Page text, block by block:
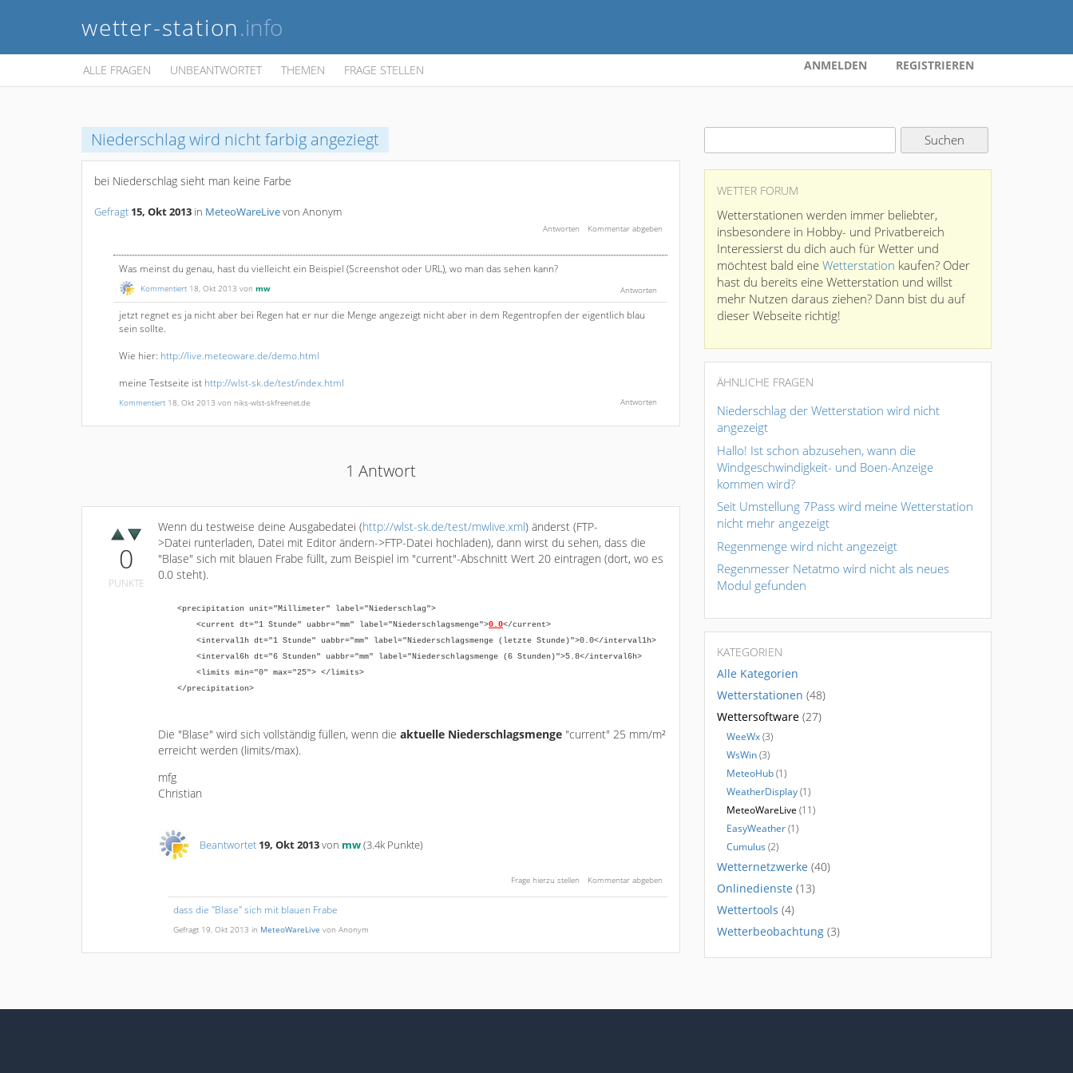
wetter-station.info
ALLE FRAGEN UNBEANTWORTET THEMEN FRAGE STELLEN ANMELDEN REGISTRIEREN
Niederschlag wird nicht farbig angeziegt
bei Niederschlag sieht man keine Farbe
Gefragt 15, Okt 2013 in MeteoWareLivevon Anonym
Was meinst du genau, hast du vielleicht ein Beispiel (Screenshot oder URL), wo man das sehen kann?
Kommentiert 18, Okt 2013 von mw
jetzt regnet es ja nicht aber bei Regen hat er nur die Menge angezeigt nicht aber in dem Regentropfen der eigentlich blau
sein sollte.
Wie hier: http://live.meteoware.de/demo.html
meine Testseite ist http://wlst-sk.de/test/index.html
Kommentiert 18, Okt 2013 von niks-wlst-skfreenet.de
1 Antwort
0
PUNKTE
Wenn du testweise deine Ausgabedatei (http://wlst-sk.de/test/mwlive.xml) änderst (FTP-
>Datei runterladen, Datei mit Editor ändern->FTP-Datei hochladen), dann wirst du sehen, dass die
"Blase" sich mit blauen Frabe füllt, zum Beispiel im "current"-Abschnitt Wert 20 eintragen (dort, wo es
0.0 steht).
<precipitation unit="Millimeter" label="Niederschlag">
<current dt="1 Stunde" uabbr="mm" label="Niederschlagsmenge">0.0</current>
<interval1h dt="1 Stunde" uabbr="mm" label="Niederschlagsmenge (letzte Stunde)">0.0</interval1h>
<interval6h dt="6 Stunden" uabbr="mm" label="Niederschlagsmenge (6 Stunden)">5.8</interval6h>
<limits min="0" max="25"> </limits>
</precipitation>
Die "Blase" wird sich vollständig füllen, wenn die aktuelle Niederschlagsmenge "current" 25 mm/m²
erreicht werden (limits/max).
mfg
Christian
Beantwortet 19, Okt 2013von mw(3.4k Punkte)
dass die "Blase" sich mit blauen Frabe
Gefragt 19, Okt 2013 in MeteoWareLive von Anonym
WETTER FORUM
Wetterstationen werden immer beliebter,
insbesondere in Hobby- und Privatbereich
Interessierst du dich auch für Wetter und
möchtest bald eine Wetterstation kaufen? Oder
hast du bereits eine Wetterstation und willst
mehr Nutzen daraus ziehen? Dann bist du auf
dieser Webseite richtig!
ÄHNLICHE FRAGEN
Niederschlag der Wetterstation wird nicht
angezeigt
Hallo! Ist schon abzusehen, wann die
Windgeschwindigkeit- und Boen-Anzeige
kommen wird?
Seit Umstellung 7Pass wird meine Wetterstation
nicht mehr angezeigt
Regenmenge wird nicht angezeigt
Regenmesser Netatmo wird nicht als neues
Modul gefunden
KATEGORIEN
Alle Kategorien
Wetterstationen (48)
Wettersoftware (27)
WeeWx(3)
WsWin(3)
MeteoHub(1)
WeatherDisplay(1)
MeteoWareLive (11)
EasyWeather(1)
Cumulus (2)
Wetternetzwerke (40)
Onlinedienste (13)
Wettertools (4)
Wetterbeobachtung (3)